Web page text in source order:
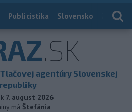
Publicistika Slovensko
.SK
agentúry Slovenskej
republiky
7. august 2026
má Štefánia